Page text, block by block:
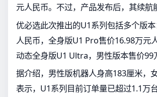
元人民币。不过，产品发布后，其续
优必选此次推出的U1系列包括多个版
人民币，全身版U1 Pro售价16.98万元
动态全身版U1 Ultra，男性版本售价
据介绍，男性版机器人身高183厘米，
表示，U1系列目前订单量已超过1.1万